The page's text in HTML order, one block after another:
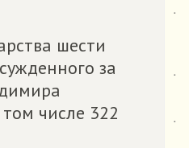
шести
за
числе 322
˙
˙
˙